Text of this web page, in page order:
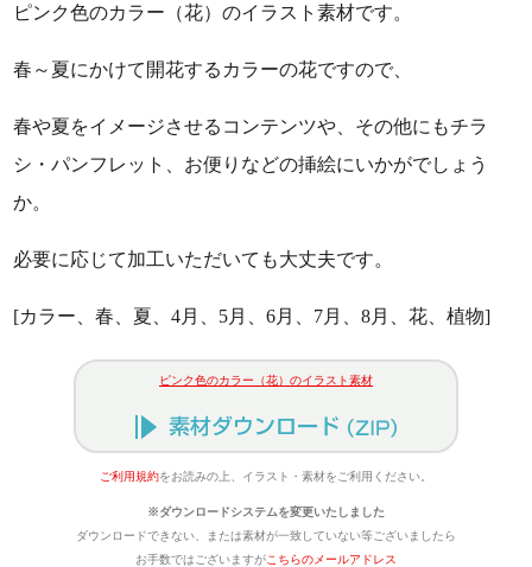
ピンク色のカラー（花）のイラスト素材です。
春～夏にかけて開花するカラーの花ですので、
春や夏をイメージさせるコンテンツや、その他にもチラ
シ・パンフレット、お便りなどの挿絵にいかがでしょう
か。
必要に応じて加工いただいても大丈夫です。
[カラー、春、夏、4月、5月、6月、7月、8月、花、植物]
ピンク色のカラー（花）のイラスト素材
ご利用規約をお読みの上、イラスト・素材をご利用ください。
※ダウンロードシステムを変更いたしました
ダウンロードできない、または素材が一致していない等ございましたら
お手数ではございますがこちらのメールアドレス